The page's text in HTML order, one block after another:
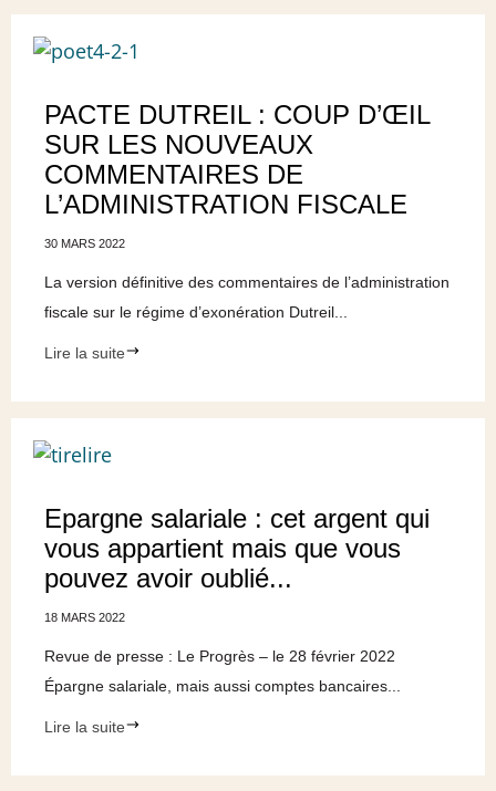
PACTE DUTREIL : COUP D’ŒIL
SUR LES NOUVEAUX
COMMENTAIRES DE
L’ADMINISTRATION FISCALE
30 MARS 2022
La version définitive des commentaires de l’administration
fiscale sur le régime d’exonération Dutreil...
Lire la suite
Epargne salariale : cet argent qui
vous appartient mais que vous
pouvez avoir oublié...
18 MARS 2022
Revue de presse : Le Progrès – le 28 février 2022
Épargne salariale, mais aussi comptes bancaires...
Lire la suite